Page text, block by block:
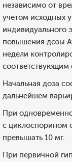
независимо от
учетом исходных
индивидуального
повышения дозы
недели
соответствующим
Начальная доза
дальнейшем
При
с циклоспорином
превышать 10 мг.
При первичной